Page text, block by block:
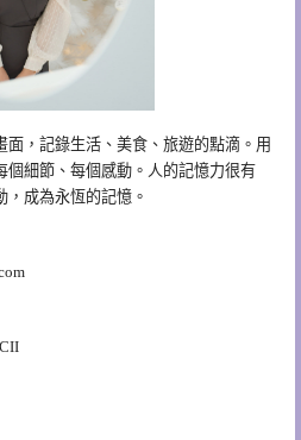
，記錄生活、美食、旅遊的點滴。用
個細節、每個感動。人的記憶力很有
，成為永恆的記憶。